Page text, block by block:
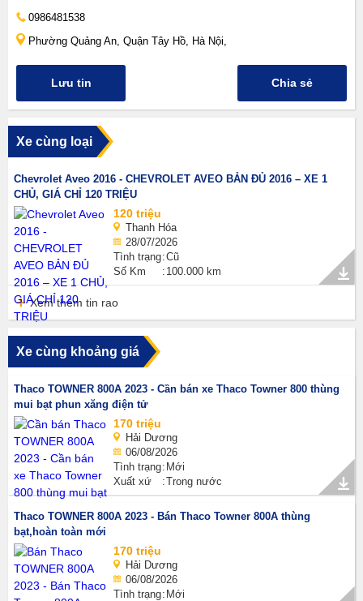
0986481538
Phường Quảng An, Quận Tây Hồ, Hà Nội,
Lưu tin Chia sẻ
Xe cùng loại
Chevrolet Aveo 2016 - CHEVROLET AVEO BẢN ĐỦ 2016 – XE 1
CHỦ, GIÁ CHỈ 120 TRIỆU
120 triệu
Thanh Hóa
28/07/2026
Tình trạng Cũ
Số Km
100.000 km
Xem thêm tin rao
Xe cùng khoảng giá
Thaco TOWNER 800A 2023 - Cần bán xe Thaco Towner 800 thùng
mui bạt phun xăng điện tử
170 triệu
Hải Dương
06/08/2026
Tình trạng Mới
Xuất xứ
Trong nước
Thaco TOWNER 800A 2023 - Bán Thaco Towner 800A thùng
bạt,hoàn toàn mới
170 triệu
Hải Dương
06/08/2026
Tình trạng Mới